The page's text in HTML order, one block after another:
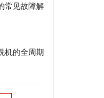
常见故障解
机的全周期